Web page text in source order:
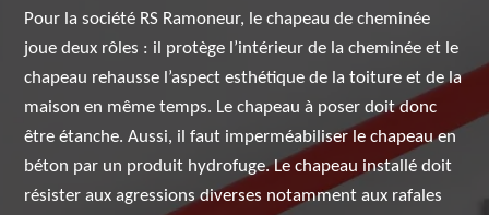
Pour la société RS Ramoneur, le chapeau de cheminée
joue deux rôles : il protège l’intérieur de la cheminée et le
chapeau rehausse l’aspect esthétique de la toiture et de la
maison en même temps. Le chapeau à poser doit donc
être étanche. Aussi, il faut imperméabiliser le chapeau en
béton par un produit hydrofuge. Le chapeau installé doit
résister aux agressions diverses notamment aux rafales